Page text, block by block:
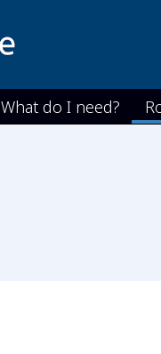
What do I need?